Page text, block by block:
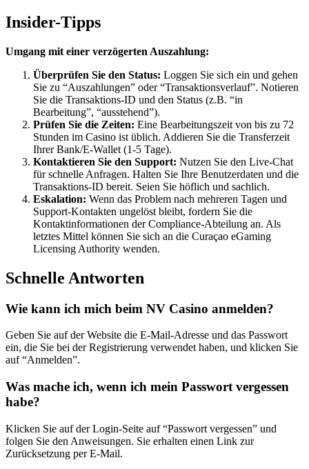
Insider-Tipps
Umgang mit einer verzögerten Auszahlung:
Überprüfen Sie den Status: Loggen Sie sich ein und gehen
Sie zu “Auszahlungen” oder “Transaktionsverlauf”. Notieren
Sie die Transaktions-ID und den Status (z.B. “in
Bearbeitung”, “ausstehend”).
Prüfen Sie die Zeiten: Eine Bearbeitungszeit von bis zu 72
Stunden im Casino ist üblich. Addieren Sie die Transferzeit
Ihrer Bank/E-Wallet (1-5 Tage).
Kontaktieren Sie den Support: Nutzen Sie den Live-Chat
für schnelle Anfragen. Halten Sie Ihre Benutzerdaten und die
Transaktions-ID bereit. Seien Sie höflich und sachlich.
Eskalation: Wenn das Problem nach mehreren Tagen und
Support-Kontakten ungelöst bleibt, fordern Sie die
Kontaktinformationen der Compliance-Abteilung an. Als
letztes Mittel können Sie sich an die Curaçao eGaming
Licensing Authority wenden.
Schnelle Antworten
Wie kann ich mich beim NV Casino anmelden?
Geben Sie auf der Website die E-Mail-Adresse und das Passwort
ein, die Sie bei der Registrierung verwendet haben, und klicken Sie
auf “Anmelden”.
Was mache ich, wenn ich mein Passwort vergessen
habe?
Klicken Sie auf der Login-Seite auf “Passwort vergessen” und
folgen Sie den Anweisungen. Sie erhalten einen Link zur
Zurücksetzung per E-Mail.